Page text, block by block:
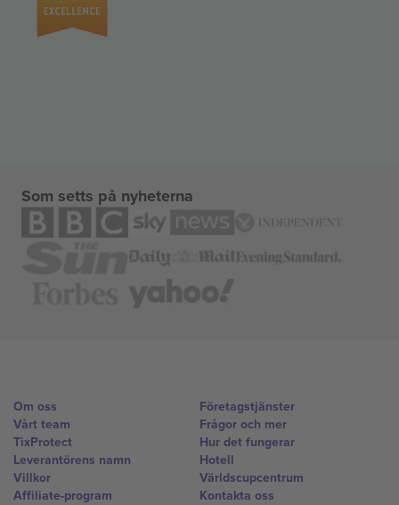
Som setts på nyheterna
Om oss
Vårt team
TixProtect
Leverantörens namn
Villkor
Affiliate-program
Företagstjänster
Frågor och mer
Hur det fungerar
Hotell
Världscupcentrum
Kontakta oss